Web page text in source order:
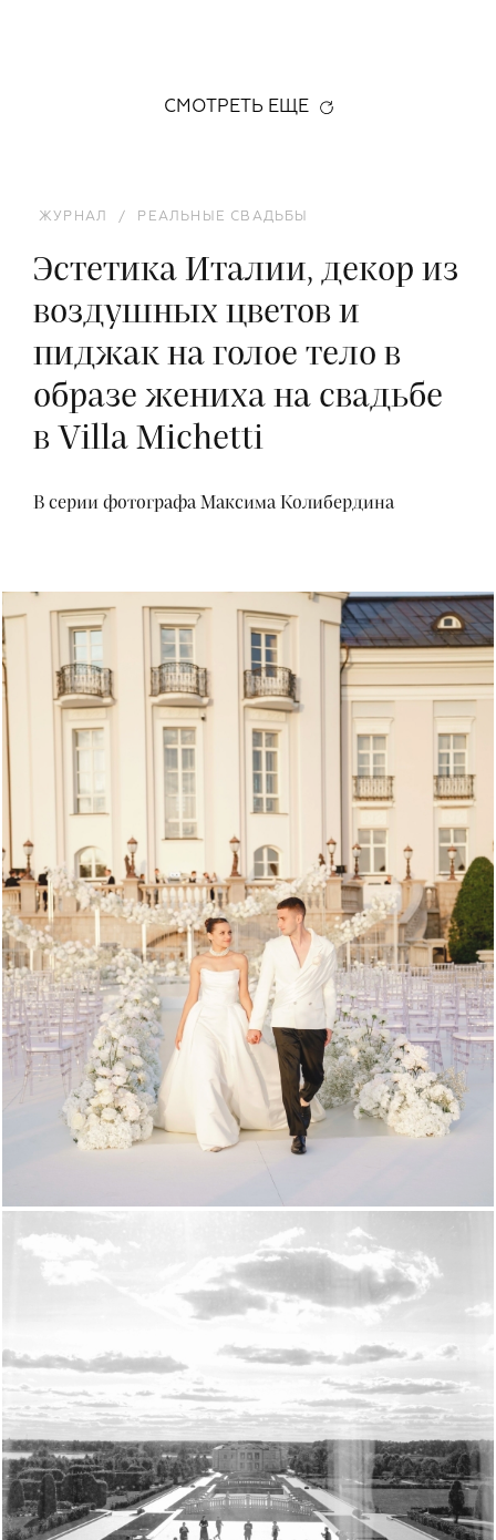
СМОТРЕТЬ ЕЩЕ
ЖУРНАЛ / РЕАЛЬНЫЕ СВАДЬБЫ
Эстетика Италии, декор из
воздушных цветов и
пиджак на голое тело в
образе жениха на свадьбе
в Villa Michetti
В серии фотографа Максима Колибердина